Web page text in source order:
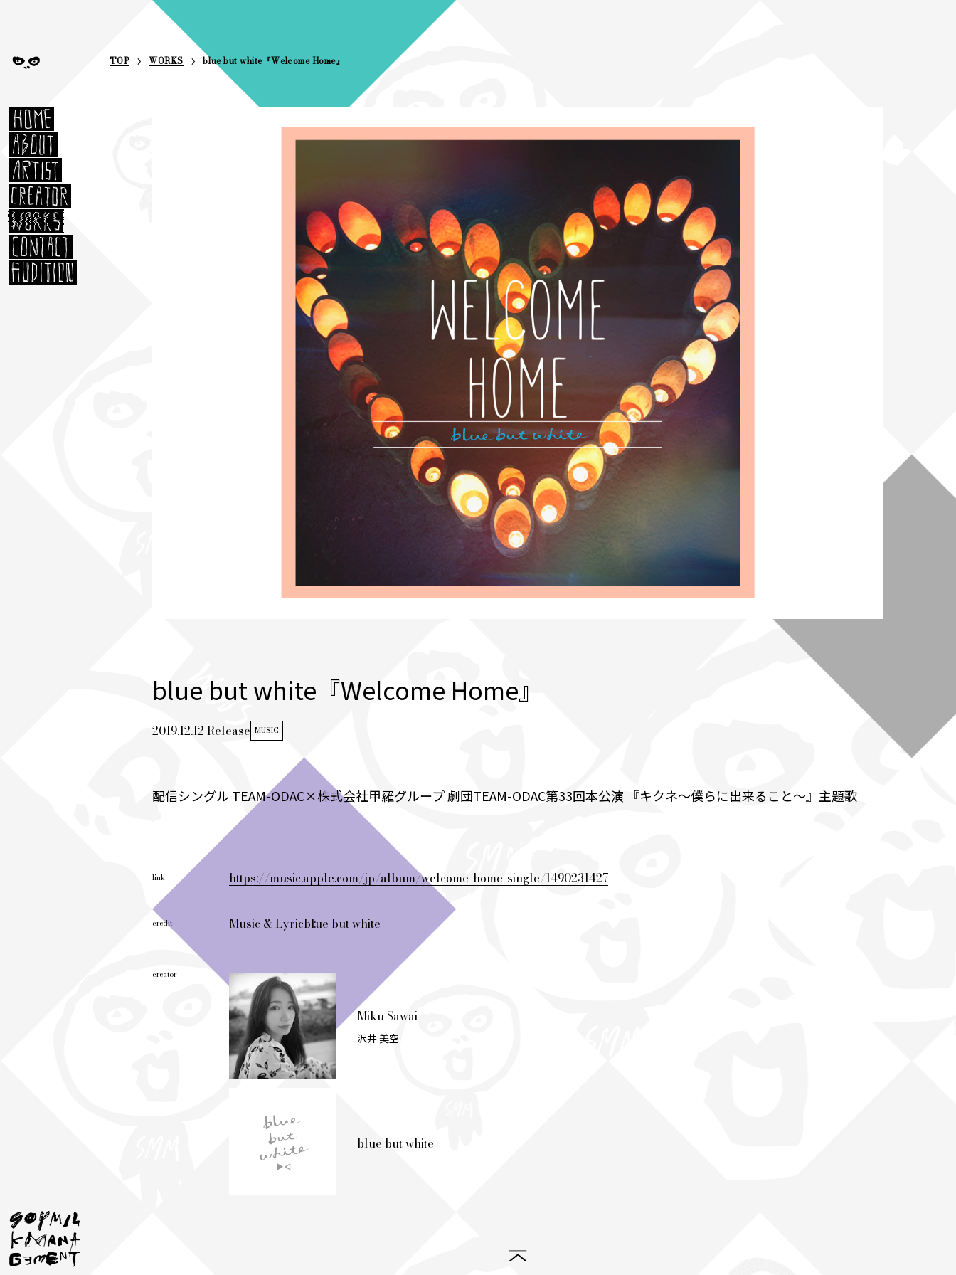
TOP WORKS blue but white『Welcome Home』
blue but white『Welcome Home』
2019.12.12 Release MUSIC
配信シングル TEAM-ODAC×株式会社甲羅グループ 劇団TEAM-ODAC第33回本公演 『キクネ～僕らに出来ること～』主題歌
link https://music.apple.com/jp/album/welcome-home-single/1490231427
credit Music & Lyricblue but white
creator
Miku Sawai
沢井 美空
blue but white